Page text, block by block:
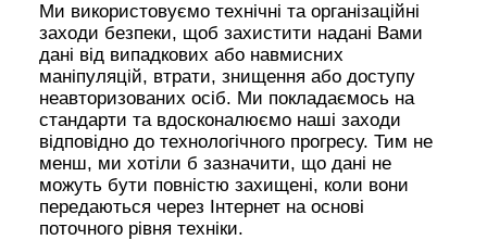
Ми використовуємо технічні та організаційні
заходи безпеки, щоб захистити надані Вами
дані від випадкових або навмисних
маніпуляцій, втрати, знищення або доступу
неавторизованих осіб. Ми покладаємось на
стандарти та вдосконалюємо наші заходи
відповідно до технологічного прогресу. Тим не
менш, ми хотіли б зазначити, що дані не
можуть бути повністю захищені, коли вони
передаються через Інтернет на основі
поточного рівня техніки.